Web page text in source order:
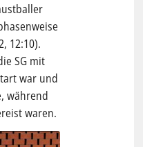
12:10).
SG mit
war und
während
waren.